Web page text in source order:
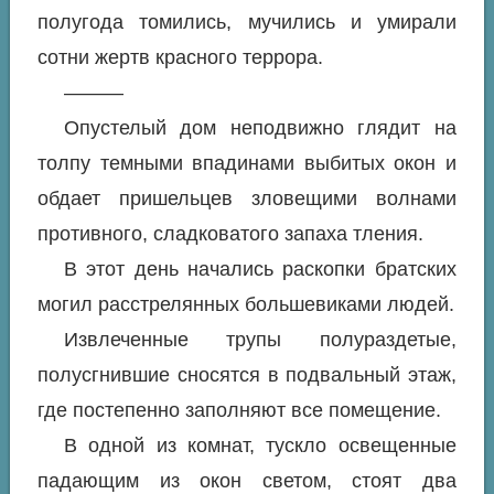
полугода томились, мучились и умирали
сотни жертв красного террора.
———
Опустелый дом неподвижно глядит на
толпу темными впадинами выбитых окон и
обдает пришельцев зловещими волнами
противного, сладковатого запаха тления.
В этот день начались раскопки братских
могил расстрелянных большевиками людей.
Извлеченные трупы полураздетые,
полусгнившие сносятся в подвальный этаж,
где постепенно заполняют все помещение.
В одной из комнат, тускло освещенные
падающим из окон светом, стоят два